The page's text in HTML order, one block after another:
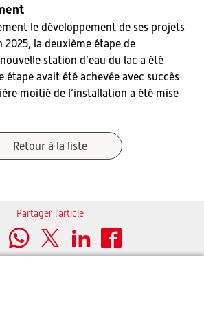
le développement de ses projets
2025, la deuxième étape de
station d’eau du lac a été
étape avait été achevée avec succès
moitié de l’installation a été mise
Retour à la liste
Partager l'article